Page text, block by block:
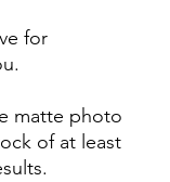
for
matte photo
of at least